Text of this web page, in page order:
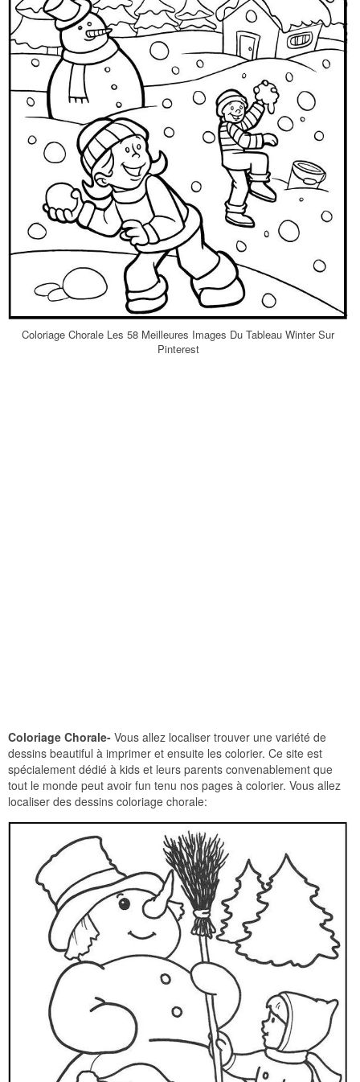
Coloriage Chorale Les 58 Meilleures Images Du Tableau Winter Sur
Pinterest
Coloriage Chorale- Vous allez localiser trouver une variété de
dessins beautiful à imprimer et ensuite les colorier. Ce site est
spécialement dédié à kids et leurs parents convenablement que
tout le monde peut avoir fun tenu nos pages à colorier. Vous allez
localiser des dessins coloriage chorale: